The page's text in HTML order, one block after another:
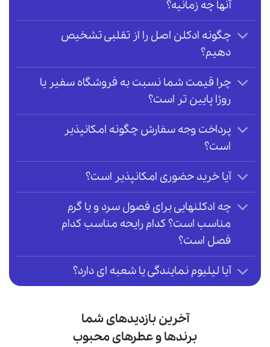
آنها چه زمانیه؟
چگونه ادکلن اصل را از تقلبی تشخیص
دهیم؟
چرا قیمت شما نسبت به فروشگاه سفیر یا
روژا پایین تر است؟
پرداخت وجه سفارش چگونه امکانپذیر
است؟
آیا خرید حضوری امکانپذیر است؟
چه ادکلنهایی برای فصول سرد و یا گرم
مناسب است؟ کدام رایحه مناسب کدام
فصل است؟
آیا لیلیوم نمایندگی یا شعبه ای دارد؟
آخرین بازدیدهای شما
برندها و عطرهای محبوب